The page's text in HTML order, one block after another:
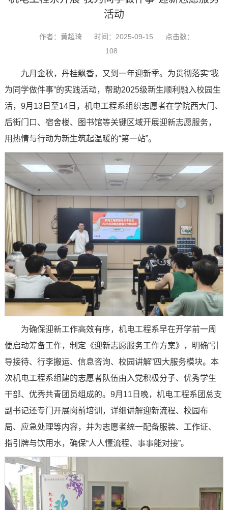
活动
作者：黄超琦 时间：2025-09-15
点击数：
108
九月金秋，丹桂飘香，又到一年迎新季。为贯彻落实“我
为同学做件事”的实践活动，帮助2025级新生顺利融入校园生
活，9月13日至14日，机电工程系组织志愿者在学院西大门、
后街门口、宿舍楼、图书馆等关键区域开展迎新志愿服务，
用热情与行动为新生筑起温暖的“第一站”。
为确保迎新工作高效有序，机电工程系早在开学前一周
便启动筹备工作，制定《迎新志愿服务工作方案》，明确“引
导接待、行李搬运、信息咨询、校园讲解”四大服务模块。本
次机电工程系组建的志愿者队伍由入党积极分子、优秀学生
干部、优秀共青团员组成的。9月11日晚，机电工程系团总支
副书记还专门开展岗前培训，详细讲解迎新流程、校园布
局、应急处理等内容，并为志愿者统一配备服装、工作证、
指引牌与饮用水，确保“人人懂流程、事事能对接”。